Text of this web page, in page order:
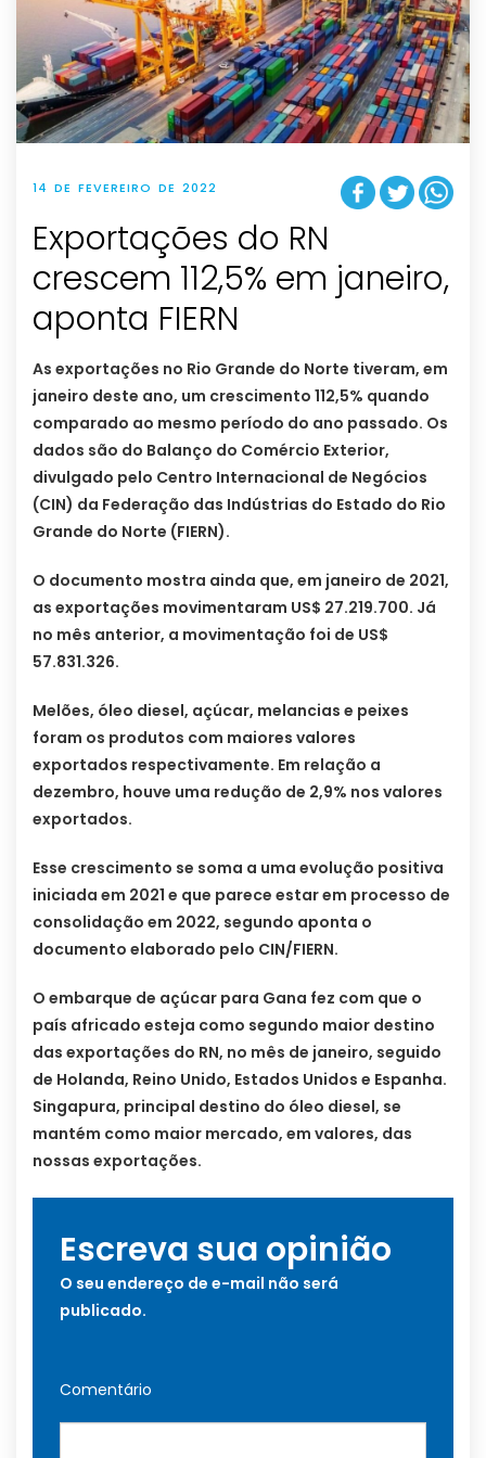
14 DE FEVEREIRO DE 2022
Exportações do RN
crescem 112,5% em janeiro,
aponta FIERN
As exportações no Rio Grande do Norte tiveram, em
janeiro deste ano, um crescimento 112,5% quando
comparado ao mesmo período do ano passado. Os
dados são do Balanço do Comércio Exterior,
divulgado pelo Centro Internacional de Negócios
(CIN) da Federação das Indústrias do Estado do Rio
Grande do Norte (FIERN).
O documento mostra ainda que, em janeiro de 2021,
as exportações movimentaram US$ 27.219.700. Já
no mês anterior, a movimentação foi de US$
57.831.326.
Melões, óleo diesel, açúcar, melancias e peixes
foram os produtos com maiores valores
exportados respectivamente. Em relação a
dezembro, houve uma redução de 2,9% nos valores
exportados.
Esse crescimento se soma a uma evolução positiva
iniciada em 2021 e que parece estar em processo de
consolidação em 2022, segundo aponta o
documento elaborado pelo CIN/FIERN.
O embarque de açúcar para Gana fez com que o
país africado esteja como segundo maior destino
das exportações do RN, no mês de janeiro, seguido
de Holanda, Reino Unido, Estados Unidos e Espanha.
Singapura, principal destino do óleo diesel, se
mantém como maior mercado, em valores, das
nossas exportações.
Escreva sua opinião
O seu endereço de e-mail não será
publicado.
Comentário